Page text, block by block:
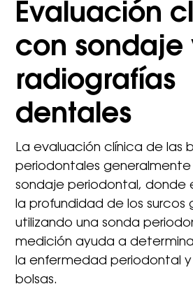
Evaluación
con sondaje
radiografías
dentales
La evaluación clínica de las
periodontales generalmente
sondaje periodontal, donde
la profundidad de los surcos
utilizando una sonda
medición ayuda a
la enfermedad periodontal
bolsas.